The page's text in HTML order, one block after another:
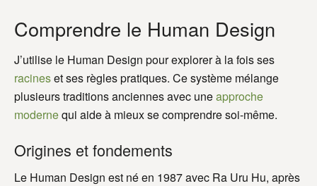
Comprendre le Human Design
J’utilise le Human Design pour explorer à la fois ses
racineset ses règles pratiques. Ce système mélange
plusieurs traditions anciennes avec uneapproche
modernequi aide à mieux se comprendre soi-même.
Origines et fondements
Le Human Design est né en 1987 avec Ra Uru Hu, après